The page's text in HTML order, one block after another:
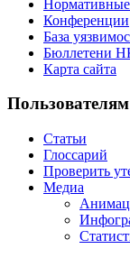
Конференции
База
Бюллетени
Карта сайта
Пользователям
Статьи
Глоссарий
Проверить
Медиа